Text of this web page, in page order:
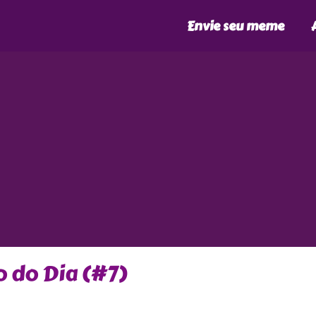
Envie seu meme
do Dia (#7)